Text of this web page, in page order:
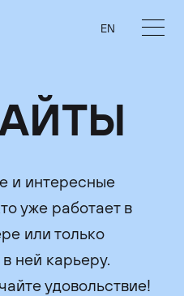
и интересные
уже работает в
или только
ней карьеру.
удовольствие!
EN